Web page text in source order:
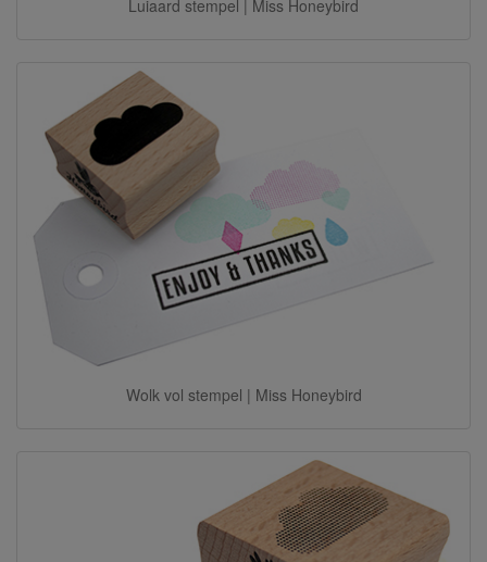
Luiaard stempel | Miss Honeybird
Wolk vol stempel | Miss Honeybird